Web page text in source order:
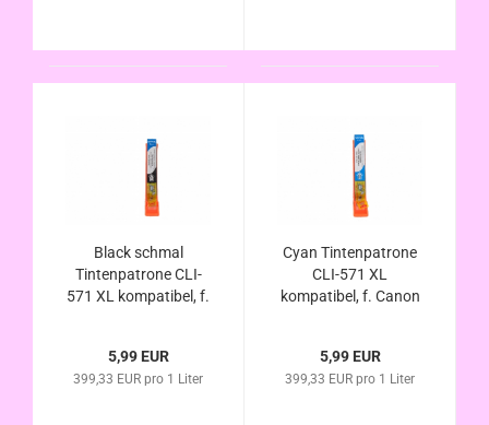
Black schmal
Tintenpatrone CLI-
571 XL kompatibel, f.
MG7752 MG7753
5,99 EUR
399,33 EUR pro 1 Liter
Cyan Tintenpatrone
CLI-571 XL
kompatibel, f. Canon
MG7753
5,99 EUR
399,33 EUR pro 1 Liter